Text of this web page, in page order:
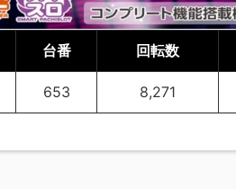
台番 回転数
653 8,271